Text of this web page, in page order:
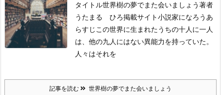
タイトル世界樹の夢でまた会いましょう著者
うたまる ひろ掲載サイト小説家になろう あ
らすじ この世界に生まれたうちの十人に一人
は、他の九人にはない異能力を持っていた。
人々はそれを
記事を読む 世界樹の夢でまた会いましょう